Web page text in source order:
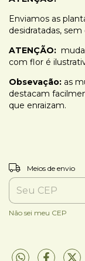
Enviamos as
desidratadas,
ATENÇÃO:
com flor é
Obsevação: as
destacam
que enraizam.
Entregas para o CEP:
Meios de envio
Não sei meu CEP